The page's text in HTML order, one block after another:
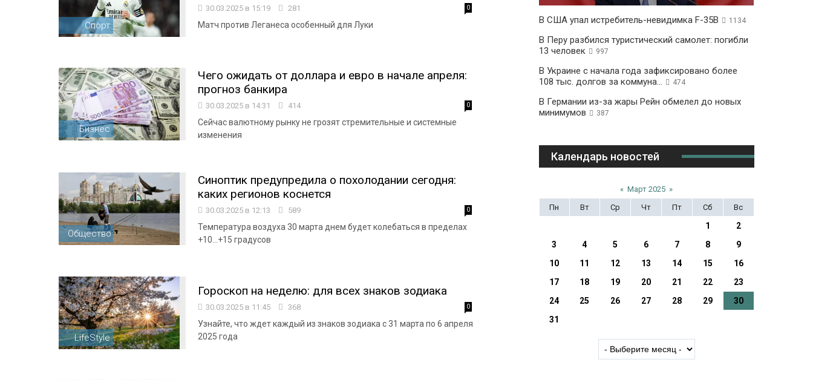
Спорт
30.03.2025 в 15:19 281 0
Матч против Леганеса особенный для Луки
Бизнес
Чего ожидать от доллара и евро в начале апреля:
прогноз банкира
30.03.2025 в 14:31 414 0
Сейчас валютному рынку не грозят стремительные и системные
изменения
Общество
Синоптик предупредила о похолодании сегодня:
каких регионов коснется
30.03.2025 в 12:13 589 0
Температура воздуха 30 марта днем будет колебаться в пределах
+10...+15 градусов
LifeStyle
Гороскоп на неделю: для всех знаков зодиака
30.03.2025 в 11:45 368 0
Узнайте, что ждет каждый из знаков зодиака с 31 марта по 6 апреля
2025 года
В США упал истребитель-невидимка F-35B 1134
В Перу разбился туристический самолет: погибли
13 человек
997
В Украине с начала года зафиксировано более
108 тыс. долгов за коммуна...
474
В Германии из-за жары Рейн обмелел до новых
минимумов
387
Календарь новостей
« Март 2025 »
Пн
Вт Ср Чт Пт Сб Вс
1
2
3
4 5 6 7 8
9
10
11 12 13 14 15
16
17
18 19 20 21 22
23
24
25 26 27 28 29
30
31